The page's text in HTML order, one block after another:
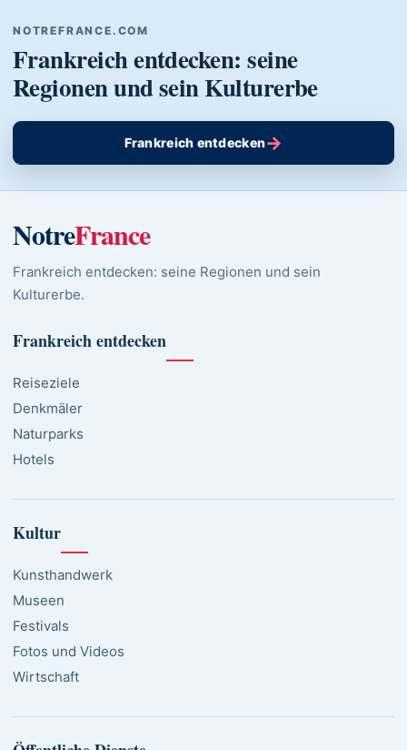
NOTREFRANCE.COM
Frankreich entdecken: seine
Regionen und sein Kulturerbe
Frankreich entdecken→
NotreFrance
Frankreich entdecken: seine Regionen und sein
Kulturerbe.
Frankreich entdecken
Reiseziele
Denkmäler
Naturparks
Hotels
Kultur
Kunsthandwerk
Museen
Festivals
Fotos und Videos
Wirtschaft